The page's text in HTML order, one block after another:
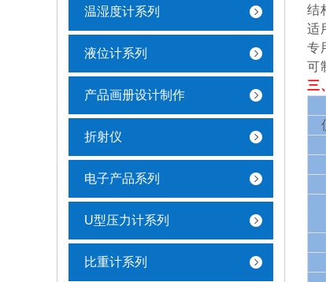
温湿度计系列
液位计系列
产品画册设计制作
折射仪
电子产品系列
U型压力计系列
比重计系列
结
适
专
可
三